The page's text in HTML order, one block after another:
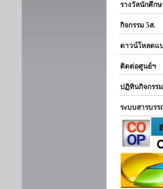
รางวัลนักศึกษ
กิจกรรม 5ส.
ดาวน์โหลดแ
ติดต่อศูนย์ฯ
ปฏิทินกิจกรร
ระบบสารบรร